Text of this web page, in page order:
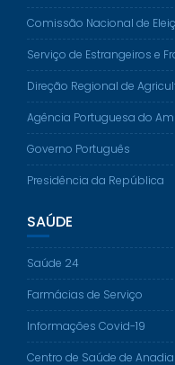
Comissão Nacional de
Serviço de Estrangeiros e
Direção Regional de
Agência Portuguesa do
Governo Português
Presidência da República
SAÚDE
Saúde 24
Farmácias de Serviço
Informações Covid-19
Centro de Saúde de Anadia